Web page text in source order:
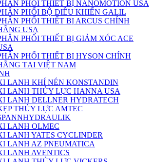
PHỐI THIẾT BỊ NANOMOTION USA
PHỐI BỘ ĐIỀU KHIỂN GALIL
PHỐI THIẾT BỊ ARCUS CHÍNH
USA
PHỐI THIẾT BỊ GIẢM XÓC ACE
PHỐI THIẾT BỊ HYSON CHÍNH
TẠI VIỆT NAM
LANH KHÍ NÉN KONSTANDIN
LANH THỦY LỰC HANNA USA
LANH DELLNER HYDRATECH
THỦY LỰC AMTEC
LANH OLMEC
LANH YATES CYCLINDER
LANH AZ PNEUMATICA
LANH AVENTICS